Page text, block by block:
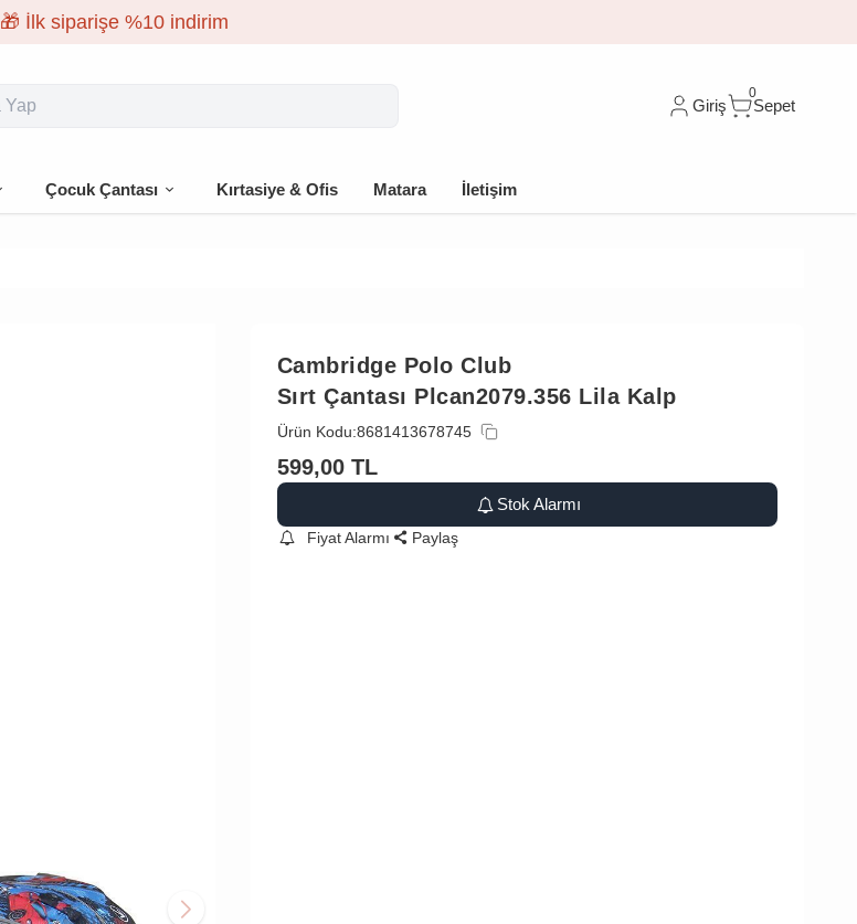
🎁 İlk siparişe %10 indirim
Giriş
0
Sepet
Çocuk Çantası Kırtasiye & Ofis Matara İletişim
Cambridge Polo Club
Sırt Çantası Plcan2079.356 Lila Kalp
Ürün Kodu:8681413678745
599,00 TL
Stok Alarmı
Fiyat Alarmı Paylaş